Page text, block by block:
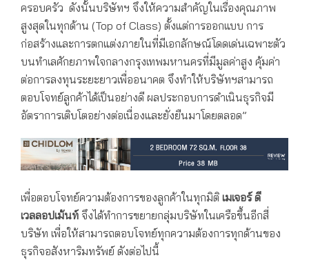
ครอบครัว ดังนั้นบริษัทฯ จึงให้ความสำคัญในเรื่องคุณภาพ
สูงสุดในทุกด้าน (Top of Class) ตั้งแต่การออกแบบ การ
ก่อสร้างและการตกแต่งภายในที่มีเอกลักษณ์โดดเด่นเฉพาะตัว
บนทำเลศักยภาพใจกลางกรุงเทพมหานครที่มีมูลค่าสูง คุ้มค่า
ต่อการลงทุนระยะยาวเพื่ออนาคต จึงทำให้บริษัทฯสามารถ
ตอบโจทย์ลูกค้าได้เป็นอย่างดี ผลประกอบการดำเนินธุรกิจมี
อัตราการเติบโตอย่างต่อเนื่องและยั่งยืนมาโดยตลอด”
เพื่อตอบโจทย์ความต้องการของลูกค้าในทุกมิติ เมเจอร์ ดี
เวลลอปเม้นท์ จึงได้ทำการขยายกลุ่มบริษัทในเครือขึ้นอีกสี่
บริษัท เพื่อให้สามารถตอบโจทย์ทุกความต้องการทุกด้านของ
ธุรกิจอสังหาริมทรัพย์ ดังต่อไปนี้